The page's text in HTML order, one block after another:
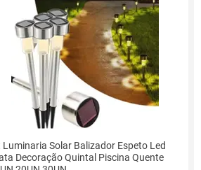
Luminaria Solar Balizador Espeto Led
Decoração Quintal Piscina Quente